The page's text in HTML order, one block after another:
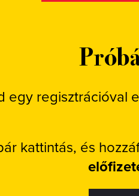
egy regisztrációval
kattintás, és